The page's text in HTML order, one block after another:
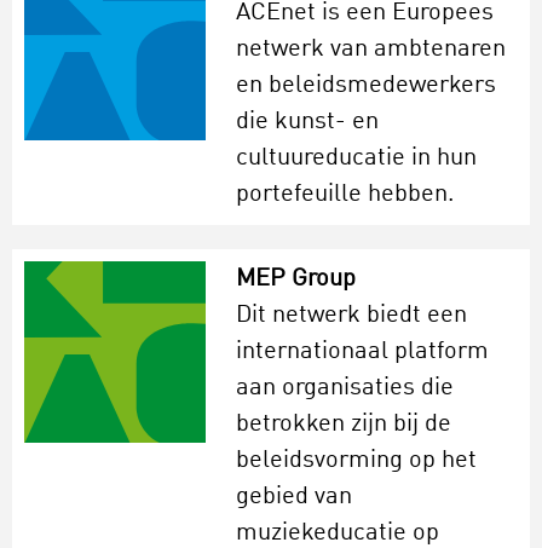
ACEnet is een Europees
netwerk van ambtenaren
en beleidsmedewerkers
die kunst- en
cultuureducatie in hun
portefeuille hebben.
MEP Group
Dit netwerk biedt een
internationaal platform
aan organisaties die
betrokken zijn bij de
beleidsvorming op het
gebied van
muziekeducatie op